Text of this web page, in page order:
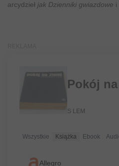
arcydzieł jak Dzienniki gwiazdowe i